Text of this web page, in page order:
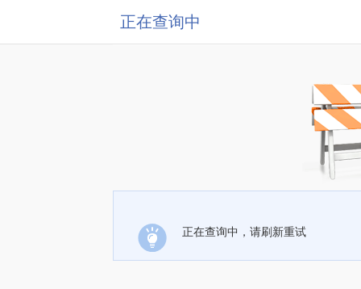
正在查询中
正在查询中，请刷新重试